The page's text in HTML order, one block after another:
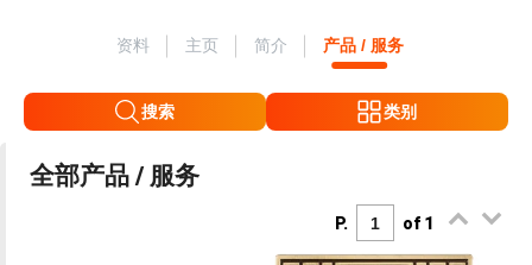
资料 主页 简介 产品 / 服务
搜索 类别
全部产品 / 服务
P. of 1